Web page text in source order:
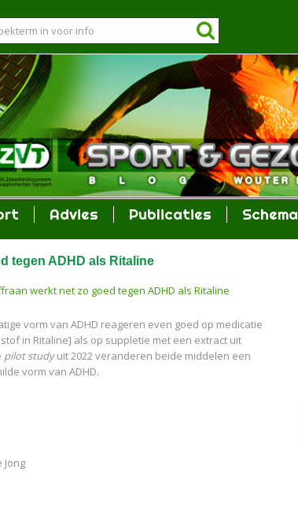
Advies Publicaties Schema
tegen ADHD als Ritaline
werkt net zo goed tegen ADHD als Ritaline
vorm van ADHD reageren even goed op medicatie
in Ritaline] als op suppletie met een extract uit
pilot studyuit 2022 veranderen beide middelen een
vorm van ADHD.
Jong